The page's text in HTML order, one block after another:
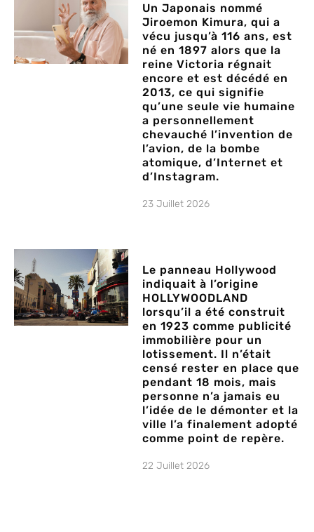
Un Japonais nommé
Jiroemon Kimura, qui a
vécu jusqu’à 116 ans, est
né en 1897 alors que la
reine Victoria régnait
encore et est décédé en
2013, ce qui signifie
qu’une seule vie humaine
a personnellement
chevauché l’invention de
l’avion, de la bombe
atomique, d’Internet et
d’Instagram.
23 Juillet 2026
Le panneau Hollywood
indiquait à l’origine
HOLLYWOODLAND
lorsqu’il a été construit
en 1923 comme publicité
immobilière pour un
lotissement. Il n’était
censé rester en place que
pendant 18 mois, mais
personne n’a jamais eu
l’idée de le démonter et la
ville l’a finalement adopté
comme point de repère.
22 Juillet 2026